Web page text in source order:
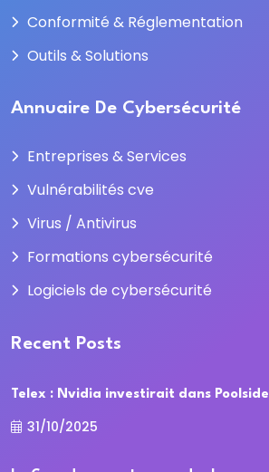
Conformité & Réglementation
Outils & Solutions
Annuaire De Cybersécurité
Entreprises & Services
Vulnérabilités cve
Virus / Antivirus
Formations cybersécurité
Logiciels de cybersécurité
Recent Posts
Telex : Nvidia investirait dans Poolside
31/10/2025